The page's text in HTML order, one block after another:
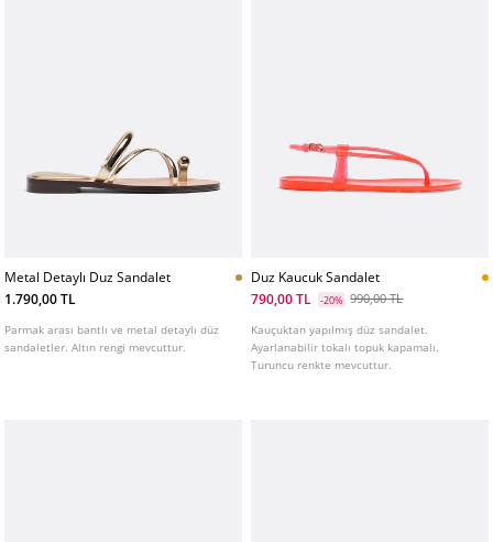
Metal Detaylı Duz Sandalet
1.790,00 TL
Parmak arası bantlı ve metal detaylı düz
sandaletler. Altın rengi mevcuttur.
Duz Kaucuk Sandalet
790,00 TL
-20% 990,00 TL
Kauçuktan yapılmış düz sandalet.
Ayarlanabilir tokalı topuk kapamalı.
Turuncu renkte mevcuttur.